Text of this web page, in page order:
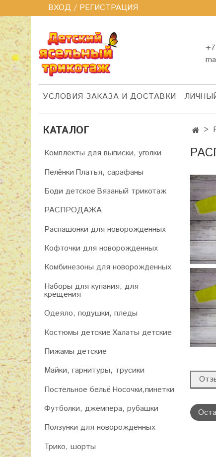
ВХОД / РЕГИСТРАЦИЯ
УСЛОВИЯ ЗАКАЗА И ДОСТАВКИ
КАТАЛОГ
Комплекты для выписки, уголки
Пелёнки Платья, сарафаны
Боди детское Вязаный трикотаж
РАСПРОДАЖА
Распашонки для новорожденных
Кофточки для новорожденных
Комбинезоны для новорожденных
Наборы для купания, для
крещения
Одеяло, подушки, пледы
Костюмы детские Халаты детские
Пижамы детские
Майки, гарнитуры, трусики
Постельное бельё Носочки,пинетки
Футболки, джемпера, рубашки
Ползунки для новорожденных
Трико, шорты